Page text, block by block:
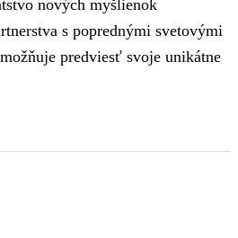
nových myšlienok
s poprednými svetovými
predviesť svoje unikátne